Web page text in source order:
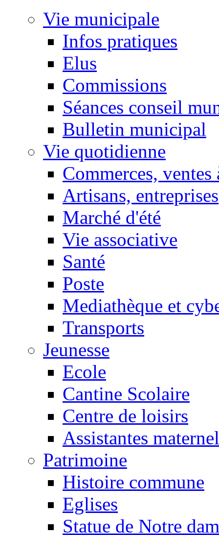
Vie municipale
Infos pratiques
Elus
Commissions
Séances conseil
Bulletin municipal
Vie quotidienne
Commerces, ventes
Artisans, entreprises
Marché d'été
Vie associative
Santé
Poste
Mediathèque et
Transports
Jeunesse
Ecole
Cantine Scolaire
Centre de loisirs
Assistantes
Patrimoine
Histoire commune
Eglises
Statue de Notre